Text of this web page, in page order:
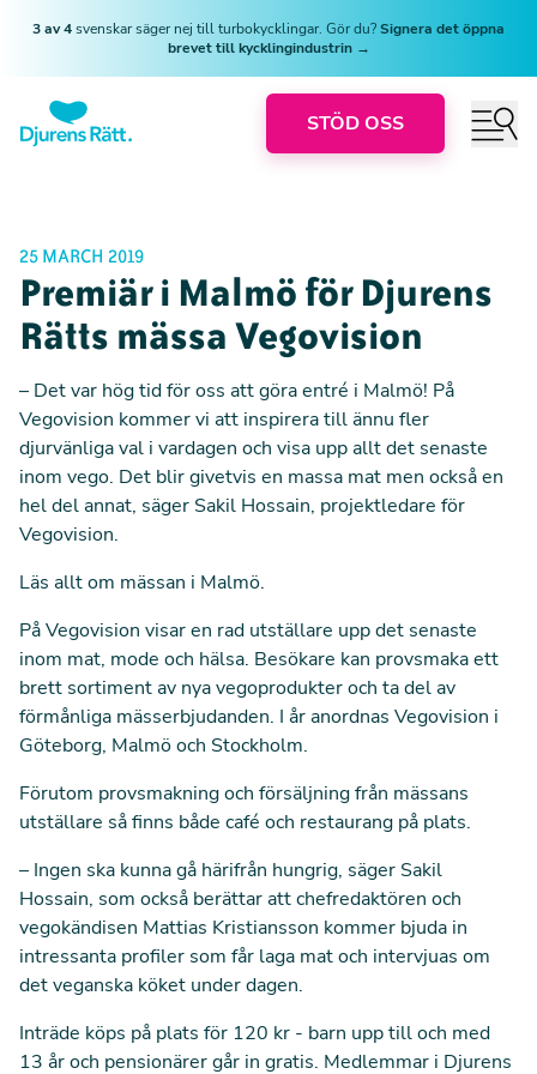
3 av 4svenskar säger nej till turbokycklingar. Gör du?Signera det öppna
brevet till kycklingindustrin →
STÖD OSS
25 MARCH 2019
Premiär i Malmö för Djurens
Rätts mässa Vegovision
– ­Det var hög tid för oss att göra entré i Malmö! På
Vegovision kommer vi att inspirera till ännu fler
djurvänliga val i vardagen och visa upp allt det senaste
inom vego. Det blir givetvis en massa mat men också en
hel del annat, säger Sakil Hossain, projektledare för
Vegovision.
Läs allt om mässan i Malmö.
På Vegovision visar en rad utställare upp det senaste
inom mat, mode och hälsa. Besökare kan provsmaka ett
brett sortiment av nya vegoprodukter och ta del av
förmånliga mässerbjudanden. I år anordnas Vegovision i
Göteborg, Malmö och Stockholm.
Förutom provsmakning och försäljning från mässans
utställare så finns både café och restaurang på plats.
– Ingen ska kunna gå härifrån hungrig, säger Sakil
Hossain, som också berättar att chefredaktören och
vegokändisen Mattias Kristiansson kommer bjuda in
intressanta profiler som får laga mat och intervjuas om
det veganska köket under dagen.
Inträde köps på plats för 120 kr - barn upp till och med
13 år och pensionärer går in gratis. Medlemmar i Djurens